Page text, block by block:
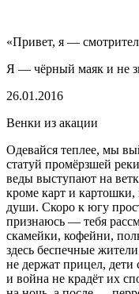
«Привет, я —
Я — чёрный маяк и не
26.01.2016
Венки из акации
Одевайся теплее, мы
статуй промёрзшей
веды выступают на
кроме карт и
души. Скоро к югу
признаюсь — тебя
скамейки, кофейни,
здесь беспечные
не держат прицел, дети
и война не крадёт их